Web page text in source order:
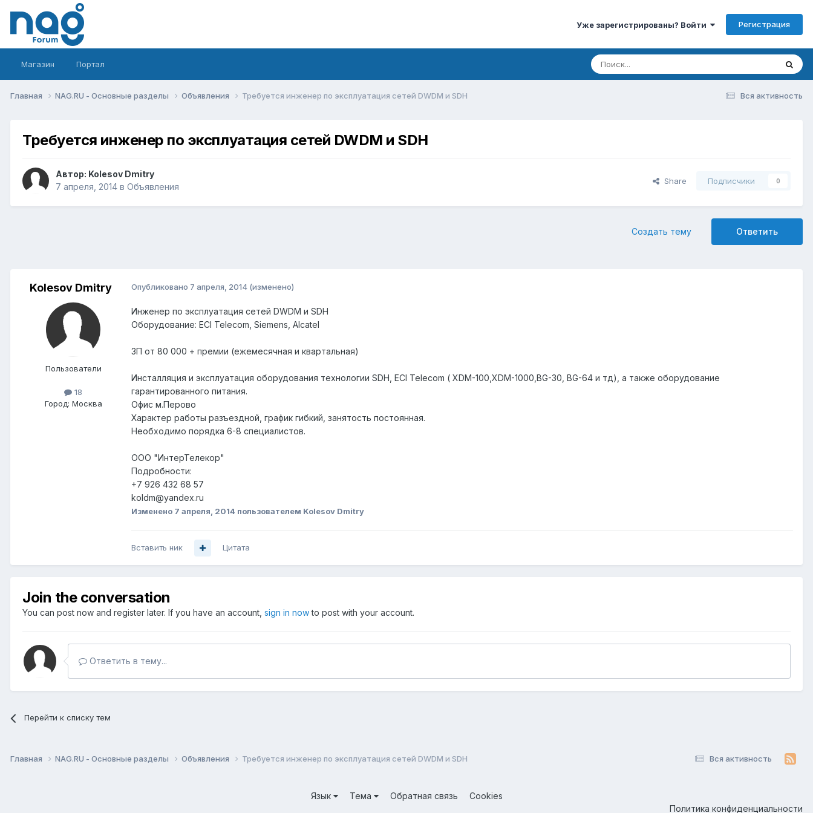
Уже зарегистрированы? Войти Регистрация
Магазин Портал
Вся активность
Главная NAG.RU - Основные разделы Объявления Требуется инженер по эксплуатация сетей DWDM и SDH
Требуется инженер по эксплуатация сетей DWDM и SDH
Автор: Kolesov Dmitry
7 апреля, 2014 в Объявления
Share Подписчики 0
Ответить
Создать тему
Kolesov Dmitry
Пользователи
18
Город: Москва
Опубликовано 7 апреля, 2014 (изменено)
Инженер по эксплуатация сетей DWDM и SDH
Оборудование: ECI Telecom, Siemens, Alcatel
ЗП от 80 000 + премии (ежемесячная и квартальная)
Инсталляция и эксплуатация оборудования технологии SDH, ECI Telecom ( XDM-100,XDM-1000,BG-30, BG-64 и тд), а также оборудование
гарантированного питания.
Офис м.Перово
Характер работы разъездной, график гибкий, занятость постоянная.
Необходимо порядка 6-8 специалистов.
ООО "ИнтерТелекор"
Подробности:
+7 926 432 68 57
koldm@yandex.ru
Изменено 7 апреля, 2014 пользователем Kolesov Dmitry
Вставить ник Цитата
Join the conversation
You can post now and register later. If you have an account, sign in nowto post with your account.
Ответить в тему...
Перейти к списку тем
Вся активность
Главная NAG.RU - Основные разделы Объявления Требуется инженер по эксплуатация сетей DWDM и SDH
Язык Тема Обратная связь
Cookies
Политика конфиденциальности